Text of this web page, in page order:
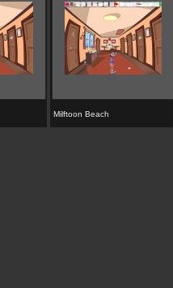
Milftoon Beach